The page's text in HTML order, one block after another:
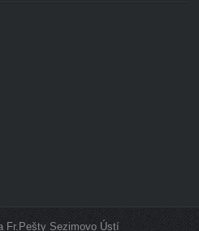
Fr.Pešty Sezimovo Ústí